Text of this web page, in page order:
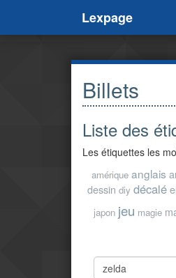
Lexpage
Billets
Liste des
Les étiquettes les
amérique anglais
dessin diy décalé
japon jeu magie